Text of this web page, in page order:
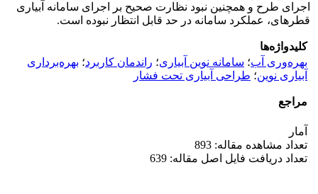
اجرای طرح و همچنین نبود نظارت صحیح بر اجرای سامانه آبیاری
قطره­ای، عملکرد سامانه در حد قابل انتظار نبوده است.
کلیدواژه‌ها
بهره‌وری آب؛ سامانه نوین آبیاری؛ راندمان کاربرد؛ بهره‌برداری
آبیاری نوین؛ طراحی آبیاری تحت فشار
مراجع
آمار
تعداد مشاهده مقاله: 893
تعداد دریافت فایل اصل مقاله: 639